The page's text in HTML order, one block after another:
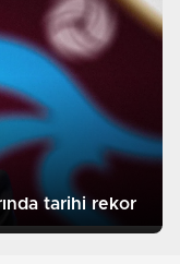
tarihi rekor